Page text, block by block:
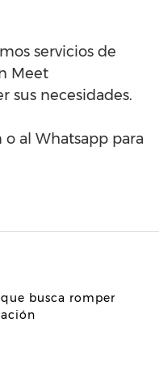
servicios de
Meet
sus necesidades.
al Whatsapp para
busca romper